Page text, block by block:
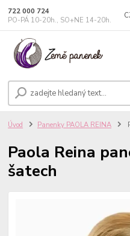
722 000 724
PO-PÁ 10-20h., SO+NE 14-20h.
Úvod Panenky PAOLA REINA
Paola Reina
šatech